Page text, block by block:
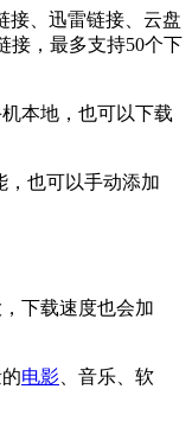
接、迅雷链接、云盘
接，最多支持50个下
本地，也可以下载
，也可以手动添加
下载速度也会加
电影 、音乐、软